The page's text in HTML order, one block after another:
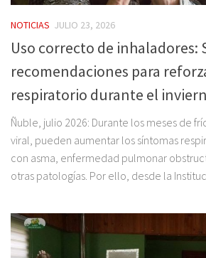
NOTICIAS JULIO 23, 2026
Uso correcto de inhaladores:
recomendaciones para
respiratorio durante el
Ñuble, julio 2026: Durante los meses de
viral, pueden aumentar los síntomas
con asma, enfermedad pulmonar
otras patologías. Por ello, desde la